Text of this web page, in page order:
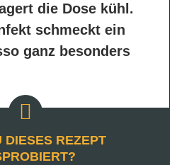
die Dose kühl.
schmeckt ein
ganz besonders
DIESES REZEPT